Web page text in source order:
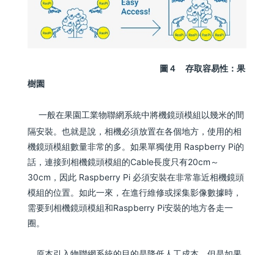
圖４ 存取容易性：果
樹園
一般在果園工業物聯網系統中將機鏡頭模組以幾米的間
隔安裝。也就是說，相機必須放置在各個地方，使用的相
機鏡頭模組數量非常的多。如果單獨使用 Raspberry Pi的
話，連接到相機鏡頭模組的Cable長度只有20cm～
30cm，因此 Raspberry Pi 必須安裝在非常靠近相機鏡頭
模組的位置。如此一來，在進行維修或採集影像數據時，
需要到相機鏡頭模組和Raspberry Pi安裝的地方各走一
圈。